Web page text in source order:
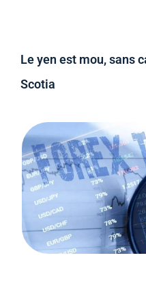
Le yen est mou, sans
Scotia